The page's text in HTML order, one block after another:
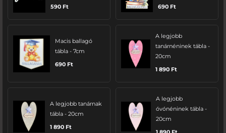
590 Ft
690 Ft
Macis ballagó
tábla - 7cm
690 Ft
A legjobb
tanárnéninek tábla -
20cm
1 890 Ft
A legjobb tanárnak
tábla - 20cm
1 890 Ft
A legjobb
óvónéninek tábla -
20cm